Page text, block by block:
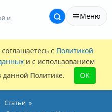
и
Меню
с Политикой
и с использованием
данной Политике.
OK
Статьи